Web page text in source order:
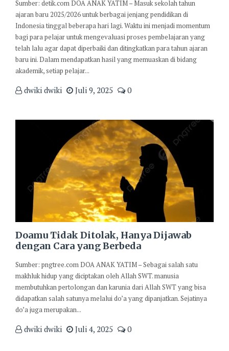
Sumber: detik.com DOA ANAK YATIM – Masuk sekolah tahun
ajaran baru 2025/2026 untuk berbagai jenjang pendidikan di
Indonesia tinggal beberapa hari lagi. Waktu ini menjadi momentum
bagi para pelajar untuk mengevaluasi proses pembelajaran yang
telah lalu agar dapat diperbaiki dan ditingkatkan para tahun ajaran
baru ini. Dalam mendapatkan hasil yang memuaskan di bidang
akademik, setiap pelajar...
dwiki dwiki Juli 9, 2025 0
Doamu Tidak Ditolak, Hanya Dijawab
dengan Cara yang Berbeda
Sumber: pngtree.com DOA ANAK YATIM – Sebagai salah satu
makhluk hidup yang diciptakan oleh Allah SWT. manusia
membutuhkan pertolongan dan karunia dari Allah SWT yang bisa
didapatkan salah satunya melalui do’a yang dipanjatkan. Sejatinya
do’a juga merupakan...
dwiki dwiki Juli 4, 2025 0